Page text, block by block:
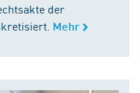
der
Mehr